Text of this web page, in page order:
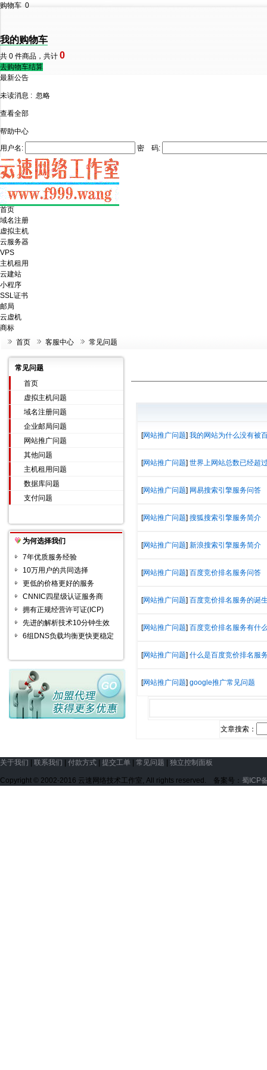
购物车 0
我的购物车
共 0 件商品，共计 0
去购物车结算
最新公告
未读消息 : 忽略
查看全部
帮助中心
用户名:
密 码:
首页
域名注册
虚拟主机
云服务器
VPS
主机租用
云建站
小程序
SSL证书
邮局
云虚机
商标
首页
客服中心 常见问题
常见问题
首页
虚拟主机问题
域名注册问题
企业邮局问题
网站推广问题
其他问题
主机租用问题
数据库问题
支付问题
为何选择我们
7年优质服务经验
10万用户的共同选择
更低的价格更好的服务
CNNIC四星级认证服务商
拥有正规经营许可证(ICP)
先进的解析技术10分钟生效
6组DNS负载均衡更快更稳定
[网站推广问题] 我的网站为什么没有被
[网站推广问题] 世界上网站总数已经超
[网站推广问题] 网易搜索引擎服务问答
[网站推广问题] 搜狐搜索引擎服务简介
[网站推广问题] 新浪搜索引擎服务简介
[网站推广问题] 百度竞价排名服务问答
[网站推广问题] 百度竞价排名服务的诞
[网站推广问题] 百度竞价排名服务有什
[网站推广问题] 什么是百度竞价排名服
[网站推广问题] google推广常见问题
文章搜索：
关于我们 联系我们 付款方式 提交工单 常见问题 独立控制面板
Copyright © 2002-2016 云速网络技术工作室, All rights reserved. 备案号： 蜀ICP